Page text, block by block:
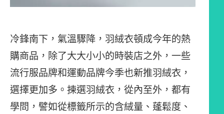
冷鋒南下，氣溫驟降，羽絨衣頓成今年的熱
購商品，除了大大小小的時裝店之外，一些
流行服品牌和運動品牌今季也新推羽絨衣，
選擇更加多。揀選羽絨衣，從內至外，都有
學問，譬如從標籤所示的含絨量、蓬鬆度、